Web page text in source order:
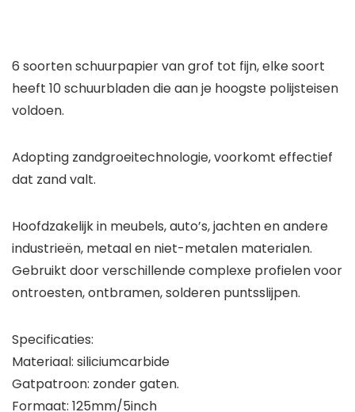
6 soorten schuurpapier van grof tot fijn, elke soort
heeft 10 schuurbladen die aan je hoogste polijsteisen
voldoen.
Adopting zandgroeitechnologie, voorkomt effectief
dat zand valt.
Hoofdzakelijk in meubels, auto’s, jachten en andere
industrieën, metaal en niet-metalen materialen.
Gebruikt door verschillende complexe profielen voor
ontroesten, ontbramen, solderen puntsslijpen.
Specificaties:
Materiaal: siliciumcarbide
Gatpatroon: zonder gaten.
Formaat: 125mm/5inch